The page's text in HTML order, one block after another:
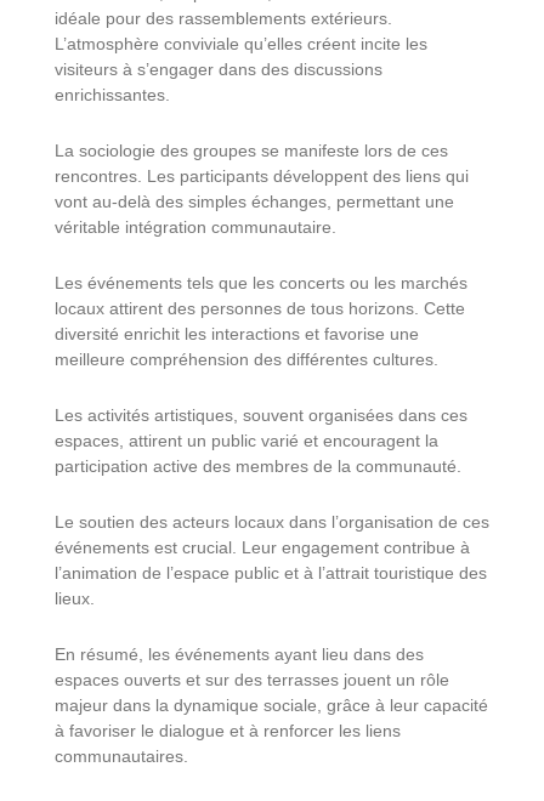
idéale pour des rassemblements extérieurs.
L’atmosphère conviviale qu’elles créent incite les
visiteurs à s’engager dans des discussions
enrichissantes.
La sociologie des groupes se manifeste lors de ces
rencontres. Les participants développent des liens qui
vont au-delà des simples échanges, permettant une
véritable intégration communautaire.
Les événements tels que les concerts ou les marchés
locaux attirent des personnes de tous horizons. Cette
diversité enrichit les interactions et favorise une
meilleure compréhension des différentes cultures.
Les activités artistiques, souvent organisées dans ces
espaces, attirent un public varié et encouragent la
participation active des membres de la communauté.
Le soutien des acteurs locaux dans l’organisation de ces
événements est crucial. Leur engagement contribue à
l’animation de l’espace public et à l’attrait touristique des
lieux.
En résumé, les événements ayant lieu dans des
espaces ouverts et sur des terrasses jouent un rôle
majeur dans la dynamique sociale, grâce à leur capacité
à favoriser le dialogue et à renforcer les liens
communautaires.